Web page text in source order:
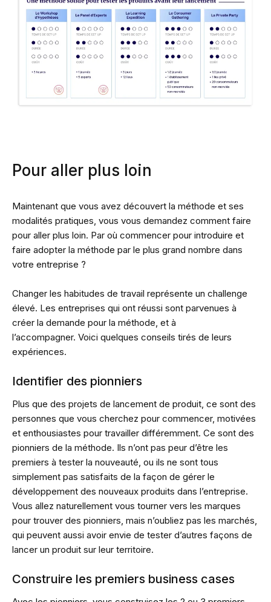
Pour aller plus loin
Maintenant que vous avez découvert la méthode et ses
modalités pratiques, vous vous demandez comment faire
pour aller plus loin. Par où commencer pour introduire et
faire adopter la méthode par le plus grand nombre dans
votre entreprise ?
Changer les habitudes de travail représente un challenge
élevé. Les entreprises qui ont réussi sont parvenues à
créer la demande pour la méthode, et à
l’accompagner. Voici quelques conseils tirés de leurs
expériences.
Identifier des pionniers
Plus que des projets de lancement de produit, ce sont des
personnes que vous cherchez pour commencer, motivées
et enthousiastes pour travailler différemment. Ce sont des
pionniers de la méthode. Ils n’ont pas peur d’être les
premiers à tester la nouveauté, ou ils ne sont tous
simplement pas satisfaits de la façon de gérer le
développement des nouveaux produits dans l’entreprise.
Vous allez naturellement vous tourner vers les marques
pour trouver des pionniers, mais n’oubliez pas les marchés,
qui peuvent aussi avoir envie de tester d’autres façons de
lancer un produit sur leur territoire.
Construire les premiers business cases